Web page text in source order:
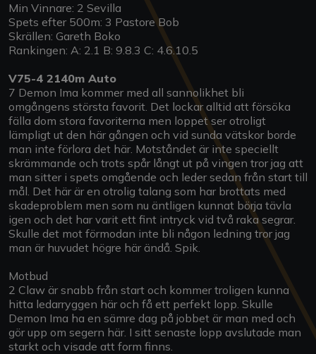
Min Vinnare: 2 Sevilla
Spets efter 500m: 3 Pastore Bob
Skrällen: Gareth Boko
Rankingen: A: 2.1 B: 9.8.3 C: 4.6.10.5
V75-4 2140m Auto
7 Demon Ima kommer med all sannolikhet bli
omgångens största favorit. Det lockar alltid att försöka
fälla dom stora favoriterna men loppet ser otroligt
lämpligt ut den här gången och vid sunda vätskor borde
man inte förlora det här. Motståndet är inte speciellt
skrämmande och trots spår långt ut på vingen tror jag att
man sitter i spets omgående och leder sedan från start till
mål. Det här är en otrolig talang som har brottats med
skadeproblem men som nu äntligen kunnat börja tävla
igen och det har varit ett fint intryck vid två raka segrar.
Skulle det mot förmodan inte bli någon ledning tror jag
man är huvudet högre här ändå. Spik.
Motbud
2 Claw är snabb från start och kommer troligen kunna
hitta ledarryggen här och få ett perfekt lopp. Skulle
Demon Ima ha en sämre dag på jobbet är man med och
gör upp om segern här. I sitt senaste lopp avslutade man
starkt och visade att form finns.